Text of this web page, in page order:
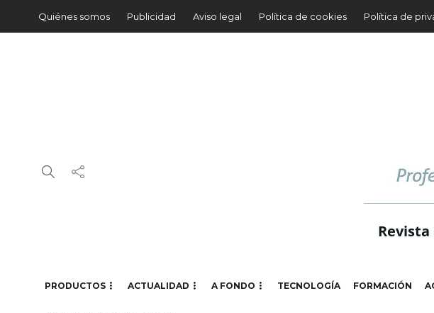
Quiénes somos Publicidad Aviso legal Política de cookies Política de
PRODUCTOS ACTUALIDAD A FONDO TECNOLOGÍA FORMACIÓN